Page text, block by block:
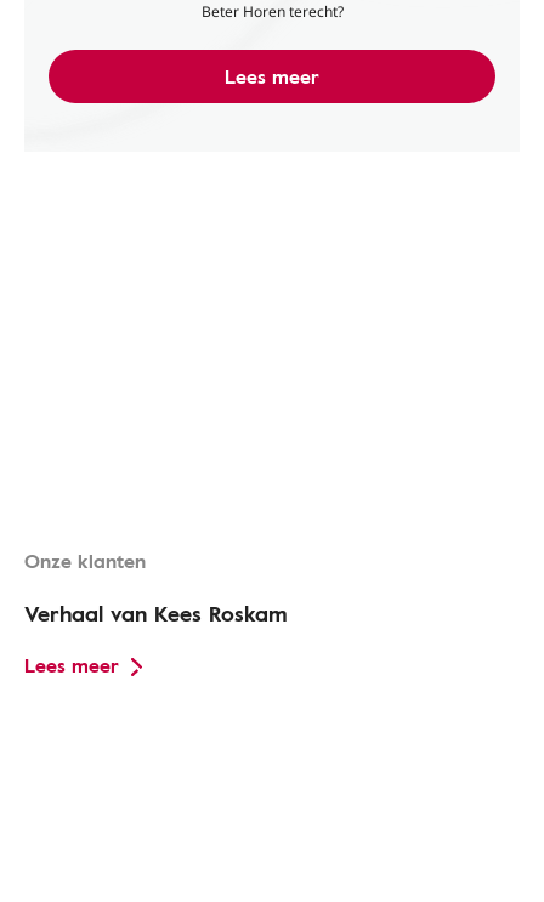
Beter Horen terecht?
Lees meer
Onze klanten
Verhaal van Kees Roskam
Lees meer